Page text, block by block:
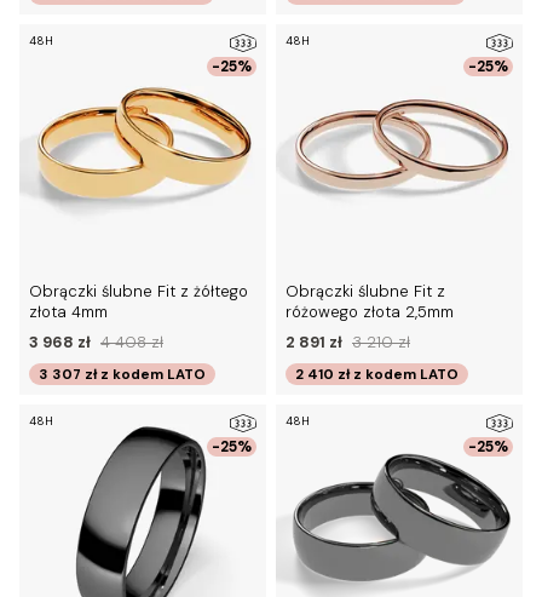
-25%
48H
Obrączki ślubne Fit z żółtego
złota 4mm
3 968 zł 4 408 zł
3 307 zł z kodem LATO
-25%
48H
Obrączki ślubne Fit z
różowego złota 2,5mm
2 891 zł 3 210 zł
2 410 zł z kodem LATO
-25%
48H
-25%
48H